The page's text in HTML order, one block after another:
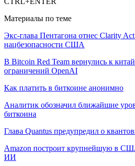
Материалы по теме
Экс-глава Пентагона отнес Clarity
нацбезопасности США
В Bitcoin Red Team вернулись к
ограничений OpenAI
Как платить в биткоине анонимно
Аналитик обозначил ближайшие
биткоина
Глава Quantus предупредил о
Amazon построит крупнейшую в
ИИ